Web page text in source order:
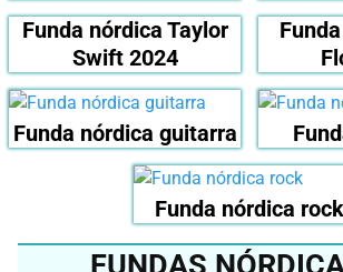
Funda nórdica Taylor
Swift 2024
Funda nórdica guitarra
Funda nórdica rock